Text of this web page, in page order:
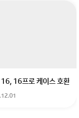
입니다 지금 제 내신이 5
16프로 케이스 호환